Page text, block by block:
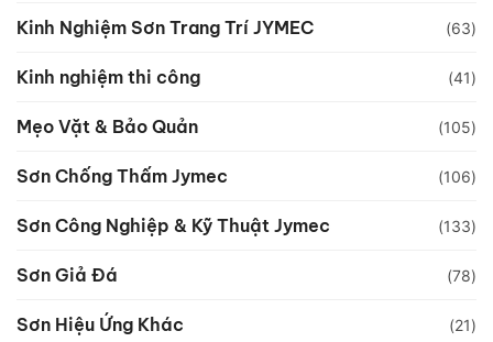
Kinh Nghiệm Sơn Trang Trí JYMEC (63)
Kinh nghiệm thi công (41)
Mẹo Vặt & Bảo Quản (105)
Sơn Chống Thấm Jymec (106)
Sơn Công Nghiệp & Kỹ Thuật Jymec (133)
Sơn Giả Đá (78)
Sơn Hiệu Ứng Khác (21)